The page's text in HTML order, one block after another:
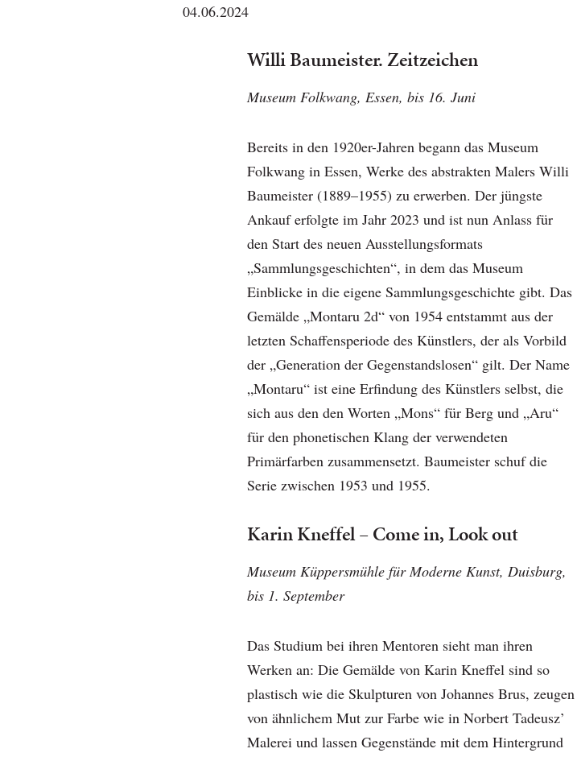
04.06.2024
Willi Baumeister. Zeitzeichen
Museum Folkwang, Essen, bis 16. Juni
Bereits in den 1920er-Jahren begann das Museum
Folkwang in Essen, Werke des abstrakten Malers Willi
Baumeister (1889–1955) zu erwerben. Der jüngste
Ankauf erfolgte im Jahr 2023 und ist nun Anlass für
den Start des neuen Ausstellungsformats
„Sammlungsgeschichten“, in dem das Museum
Einblicke in die eigene Sammlungsgeschichte gibt. Das
Gemälde „Montaru 2d“ von 1954 entstammt aus der
letzten Schaffensperiode des Künstlers, der als Vorbild
der „Generation der Gegenstandslosen“ gilt. Der Name
„Montaru“ ist eine Erfindung des Künstlers selbst, die
sich aus den den Worten „Mons“ für Berg und „Aru“
für den phonetischen Klang der verwendeten
Primärfarben zusammensetzt. Baumeister schuf die
Serie zwischen 1953 und 1955.
Karin Kneffel – Come in, Look out
Museum Küppersmühle für Moderne Kunst, Duisburg,
bis 1. September
Das Studium bei ihren Mentoren sieht man ihren
Werken an: Die Gemälde von Karin Kneffel sind so
plastisch wie die Skulpturen von Johannes Brus, zeugen
von ähnlichem Mut zur Farbe wie in Norbert Tadeusz’
Malerei und lassen Gegenstände mit dem Hintergrund